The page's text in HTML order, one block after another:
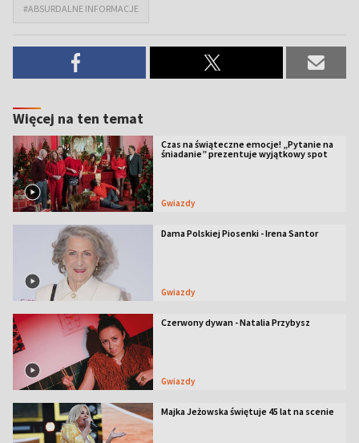
#ABSURDALNE INFORMACJE
Więcej na ten temat
Czas na świąteczne emocje! „Pytanie na
śniadanie” prezentuje wyjątkowy spot
Gwiazdy
Dama Polskiej Piosenki - Irena Santor
Gwiazdy
Czerwony dywan - Natalia Przybysz
Gwiazdy
Majka Jeżowska świętuje 45 lat na scenie